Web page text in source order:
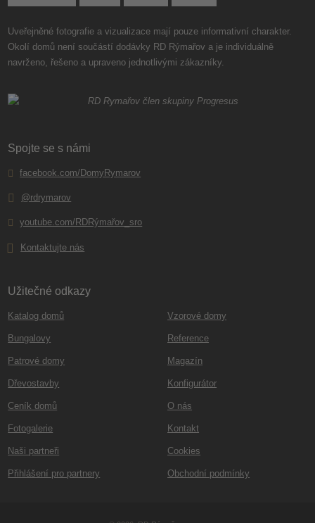
Uveřejněné fotografie a vizualizace mají pouze informativní charakter.
Okolí domů není součástí dodávky RD Rýmařov a je individuálně
navrženo, řešeno a upraveno jednotlivými zákazníky.
Spojte se s námi
facebook.com/DomyRymarov
@rdrymarov
youtube.com/RDRýmařov_sro
Kontaktujte nás
Užitečné odkazy
Katalog domů
Bungalovy
Patrové domy
Dřevostavby
Ceník domů
Fotogalerie
Naši partneři
Přihlášení pro partnery
Vzorové domy
Reference
Magazín
Konfigurátor
O nás
Kontakt
Cookies
Obchodní podmínky